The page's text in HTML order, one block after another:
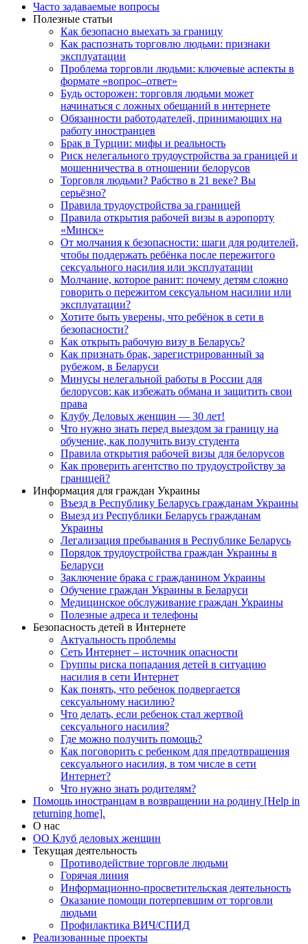
Часто задаваемые вопросы
Полезные статьи
Как безопасно выехать за границу
Как распознать торговлю людьми: признаки
эксплуатации
Проблема торговли людьми: ключевые аспекты в
формате «вопрос–ответ»
Будь осторожен: торговля людьми может
начинаться с ложных обещаний в интернете
Обязанности работодателей, принимающих на
работу иностранцев
Брак в Турции: мифы и реальность
Риск нелегального трудоустройства за границей и
мошенничества в отношении белорусов
Торговля людьми? Рабство в 21 веке? Вы
серьёзно?
Правила трудоустройства за границей
Правила открытия рабочей визы в аэропорту
«Минск»
От молчания к безопасности: шаги для родителей,
чтобы поддержать ребёнка после пережитого
сексуального насилия или эксплуатации
Молчание, которое ранит: почему детям сложно
говорить о пережитом сексуальном насилии или
эксплуатации?
Хотите быть уверены, что ребёнок в сети в
безопасности?
Как открыть рабочую визу в Беларусь?
Как признать брак, зарегистрированный за
рубежом, в Беларуси
Минусы нелегальной работы в России для
белорусов: как избежать обмана и защитить свои
права
Клубу Деловых женщин — 30 лет!
Что нужно знать перед выездом за границу на
обучение, как получить визу студента
Правила открытия рабочей визы для белорусов
Как проверить агентство по трудоустройству за
границей?
Информация для граждан Украины
Въезд в Республику Беларусь гражданам Украины
Выезд из Республики Беларусь гражданам
Украины
Легализация пребывания в Республике Беларусь
Порядок трудоустройства граждан Украины в
Беларуси
Заключение брака с гражданином Украины
Обучение граждан Украины в Беларуси
Медицинское обслуживание граждан Украины
Полезные адреса и телефоны
Безопасность детей в Интернете
Актуальность проблемы
Сеть Интернет – источник опасности
Группы риска попадания детей в ситуацию
насилия в сети Интернет
Как понять, что ребенок подвергается
сексуальному насилию?
Что делать, если ребенок стал жертвой
сексуального насилия?
Где можно получить помощь?
Как поговорить с ребенком для предотвращения
сексуального насилия, в том числе в сети
Интернет?
Что нужно знать родителям?
Помощь иностранцам в возвращении на родину [Help in
returning home].
О нас
ОО Клуб деловых женщин
Текущая деятельность
Противодействие торговле людьми
Горячая линия
Информационно-просветительская деятельность
Оказание помощи потерпевшим от торговли
людьми
Профилактика ВИЧ/СПИД
Реализованные проекты